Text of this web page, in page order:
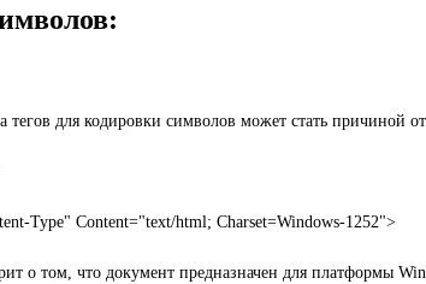
тегов для кодировки символов может стать причиной
Type" Content="text/html; Charset=Windows-1252">
о том, что документ предназначен для платформы